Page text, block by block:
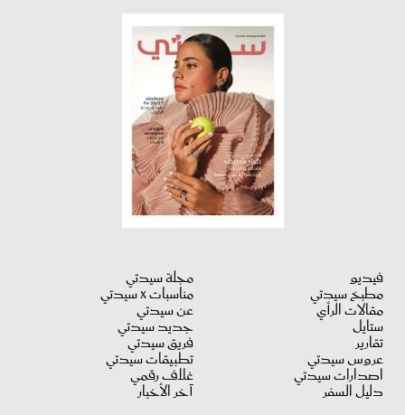
فيديو
مطبخ سيدتي
مقالات الرأي
ستايل
تقارير
عروس سيدتي
اصدارات سيدتي
دليل السفر
مجلة سيدتي
مناسبات X سيدتي
عن سيدتي
جديد سيدتي
فريق سيدتي
تطبيقات سيدتي
غلاف رقمي
آخر الأخبار